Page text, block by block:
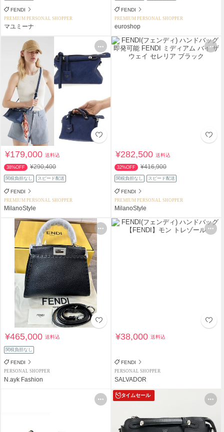
FENDI
PREMIUM PERSONAL SHOPPER
マユミーナ
FENDI
PREMIUM PERSONAL SHOPPER
euroshop
¥179,000送料込
38%OFF ¥290,400
関税負担なし スピード配送
FENDI
PREMIUM PERSONAL SHOPPER
MilanoStyle
¥282,500送料込
32%OFF ¥416,900
関税負担なし スピード配送
FENDI
PREMIUM PERSONAL SHOPPER
MilanoStyle
¥465,000送料込
関税負担なし
FENDI
PERSONAL SHOPPER
N.ayk Fashion
¥38,000送料込
FENDI
PERSONAL SHOPPER
SALVADOR
タイムセール